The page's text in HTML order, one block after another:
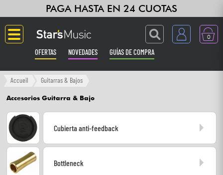
PAGA HASTA EN 24 CUOTAS
0
OFERTAS NOVEDADES GUÍAS DE COMPRA
Langue
Guitarras & Bajos
Ampli & Efectos
Accueil Guitarras & Bajos
Accesorios Guitarra & Bajo
Cubierta anti-feedback
Bottleneck